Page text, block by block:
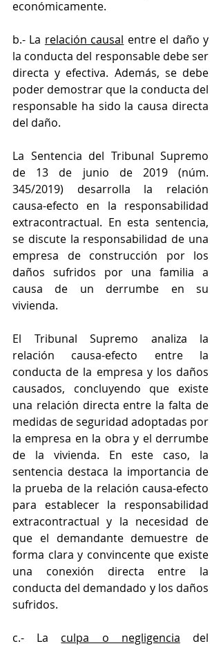
económicamente.
b.- La relación causal entre el daño y
la conducta del responsable debe ser
directa y efectiva. Además, se debe
poder demostrar que la conducta del
responsable ha sido la causa directa
del daño.
La Sentencia del Tribunal Supremo
de 13 de junio de 2019 (núm.
345/2019) desarrolla la relación
causa-efecto en la responsabilidad
extracontractual. En esta sentencia,
se discute la responsabilidad de una
empresa de construcción por los
daños sufridos por una familia a
causa de un derrumbe en su
vivienda.
El Tribunal Supremo analiza la
relación causa-efecto entre la
conducta de la empresa y los daños
causados, concluyendo que existe
una relación directa entre la falta de
medidas de seguridad adoptadas por
la empresa en la obra y el derrumbe
de la vivienda. En este caso, la
sentencia destaca la importancia de
la prueba de la relación causa-efecto
para establecer la responsabilidad
extracontractual y la necesidad de
que el demandante demuestre de
forma clara y convincente que existe
una conexión directa entre la
conducta del demandado y los daños
sufridos.
c.- La culpa o negligencia del